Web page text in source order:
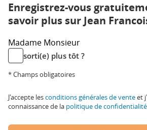
Enregistrez-vous
savoir plus sur Jean
Madame Monsieur
sorti(e) plus tôt ?
* Champs obligatoires
J'accepte lesconditions générales de venteet
connaissance de la politique de confidentialité